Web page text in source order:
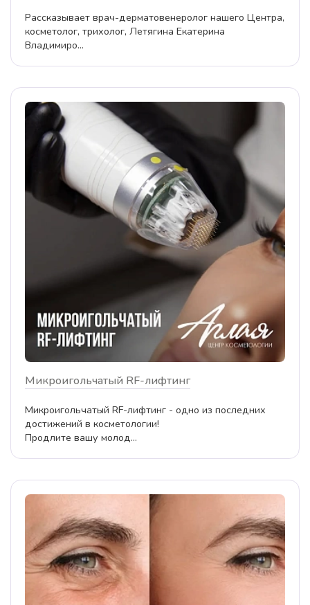
Рассказывает врач-дерматовенеролог нашего Центра,
косметолог, трихолог, Летягина Екатерина
Владимиро...
Микроигольчатый RF-лифтинг
Микроигольчатый RF-лифтинг - одно из последних
достижений в косметологии!
Продлите вашу молод...